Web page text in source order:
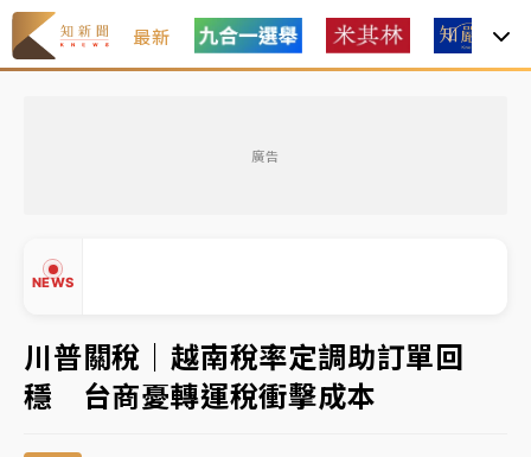
最新
廣告
NEWS
中信慈善基金會想增加董事人數！辜仲諒向法院聲請遭
駁 理由曝光
故宮《龍藏經》特展第2檔！今線上預約開賣一度塞車
周六起展出延長至晚上7時
台東農業處長涉圖利渡假村！東檢抗告成功 今重開羈
川普關稅｜越南稅率定調助訂單回
穩 台商憂轉運稅衝擊成本